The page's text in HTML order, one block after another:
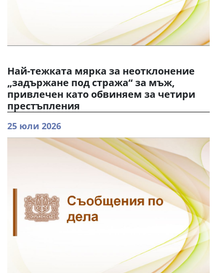
Най-тежката мярка за неотклонение
„задържане под стража“ за мъж,
привлечен като обвиняем за четири
престъпления
25 юли 2026